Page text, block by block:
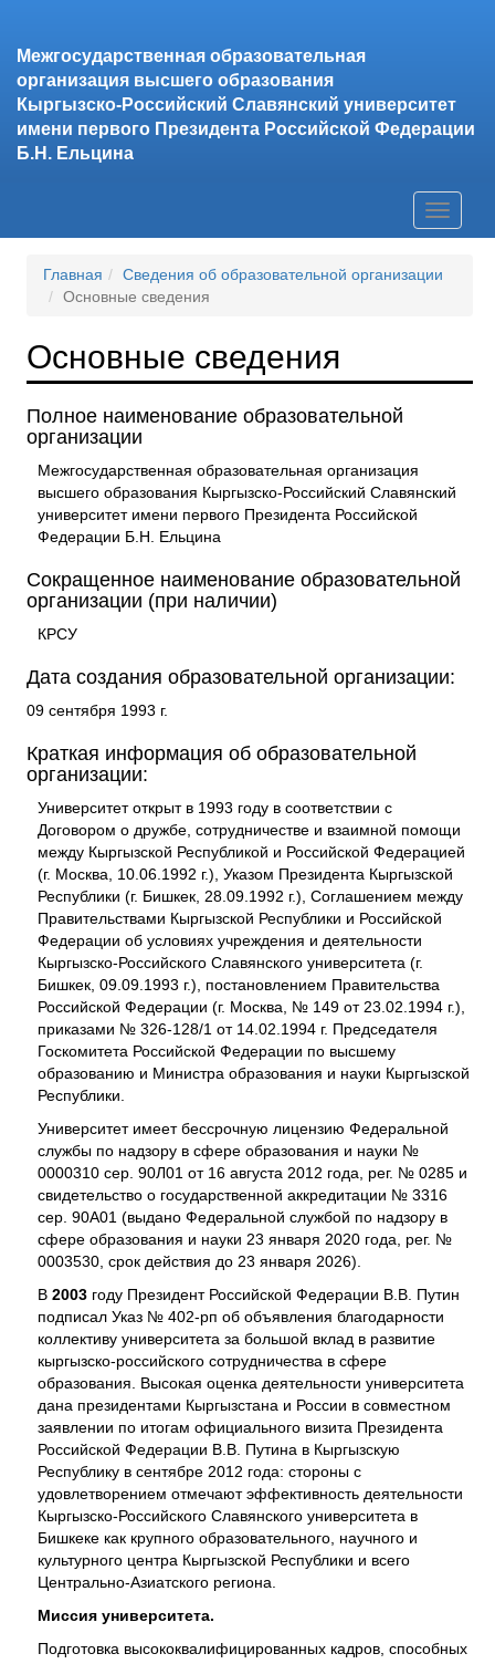
Межгосударственная образовательная
организация высшего образования
Кыргызско-Российский Славянский университет
имени первого Президента Российской Федерации
Б.Н. Ельцина
Toggle
Главная
Сведения об образовательной организации
Основные сведения
Основные сведения
Полное наименование образовательной
организации
Межгосударственная образовательная организация
высшего образования Кыргызско-Российский Славянский
университет имени первого Президента Российской
Федерации Б.Н. Ельцина
Сокращенное наименование образовательной
организации (при наличии)
КРСУ
Дата создания образовательной организации:
09 сентября 1993 г.
Краткая информация об образовательной
организации:
Университет открыт в 1993 году в соответствии с
Договором о дружбе, сотрудничестве и взаимной помощи
между Кыргызской Республикой и Российской Федерацией
(г. Москва, 10.06.1992 г.), Указом Президента Кыргызской
Республики (г. Бишкек, 28.09.1992 г.), Соглашением между
Правительствами Кыргызской Республики и Российской
Федерации об условиях учреждения и деятельности
Кыргызско-Российского Славянского университета (г.
Бишкек, 09.09.1993 г.), постановлением Правительства
Российской Федерации (г. Москва, № 149 от 23.02.1994 г.),
приказами № 326-128/1 от 14.02.1994 г. Председателя
Госкомитета Российской Федерации по высшему
образованию и Министра образования и науки Кыргызской
Республики.
Университет имеет бессрочную лицензию Федеральной
службы по надзору в сфере образования и науки №
0000310 сер. 90Л01 от 16 августа 2012 года, рег. № 0285 и
свидетельство о государственной аккредитации № 3316
сер. 90А01 (выдано Федеральной службой по надзору в
сфере образования и науки 23 января 2020 года, рег. №
0003530, срок действия до 23 января 2026).
В 2003 году Президент Российской Федерации В.В. Путин
подписал Указ № 402-рп об объявления благодарности
коллективу университета за большой вклад в развитие
кыргызско-российского сотрудничества в сфере
образования. Высокая оценка деятельности университета
дана президентами Кыргызстана и России в совместном
заявлении по итогам официального визита Президента
Российской Федерации В.В. Путина в Кыргызскую
Республику в сентябре 2012 года: стороны с
удовлетворением отмечают эффективность деятельности
Кыргызско-Российского Славянского университета в
Бишкеке как крупного образовательного, научного и
культурного центра Кыргызской Республики и всего
Центрально-Азиатского региона.
Миссия университета.
Подготовка высококвалифицированных кадров, способных